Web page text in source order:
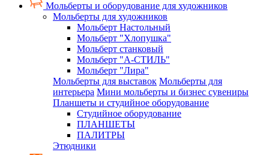
Мольберты и оборудование для художников
Мольберты для художников
Мольберт Настольный
Мольберт "Хлопушка"
Мольберт станковый
Мольберт "А-СТИЛЬ"
Мольберт "Лира"
Мольберты для выставок Мольберты для
интерьера Мини мольберты и бизнес сувениры
Планшеты и студийное оборудование
Студийное оборудование
ПЛАНШЕТЫ
ПАЛИТРЫ
Этюдники